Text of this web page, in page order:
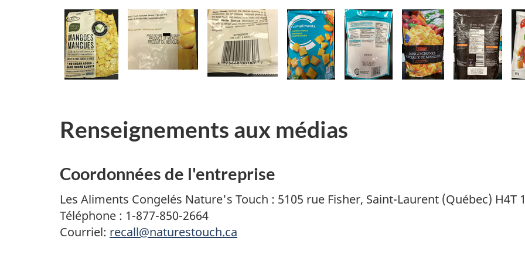
Renseignements aux médias
Coordonnées de l'entreprise
Les Aliments Congelés Nature's Touch : 5105 rue Fisher, Saint-Laurent (Québec) H4T
Téléphone : 1-877-850-2664
Courriel: recall@naturestouch.ca